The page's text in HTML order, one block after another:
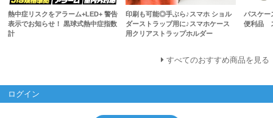
熱中症リスクをアラーム+LED+ 警告
表示でお知らせ！ 黒球式熱中症指数
計
印刷も可能◎手ぶら♪スマホ ショル
ダーストラップ用に♪スマホケース
用クリアストラップホルダー
パスケー
便利品
すべてのおすすめ商品を見る
ログイン